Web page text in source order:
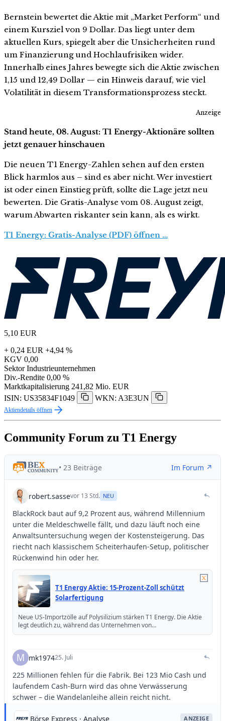
Bernstein bewertet die Aktie mit „Market Perform“ und
einem Kursziel von 9 Dollar. Das liegt unter dem
aktuellen Kurs, spiegelt aber die Unsicherheiten rund
um Finanzierung und Hochlaufrisiken wider.
Innerhalb eines Jahres bewegte sich die Aktie zwischen
1,15 und 12,49 Dollar — ein Hinweis darauf, wie viel
Volatilität in diesem Transformationsprozess steckt.
Anzeige
Stand heute, 08. August: T1 Energy-Aktionäre sollten
jetzt genauer hinschauen
Die neuen T1 Energy-Zahlen sehen auf den ersten
Blick harmlos aus – sind es aber nicht. Wer investiert
ist oder einen Einstieg prüft, sollte die Lage jetzt neu
bewerten. Die Gratis-Analyse vom 08. August zeigt,
warum Abwarten riskanter sein kann, als es wirkt.
T1 Energy: Gratis-Analyse (PDF) öffnen …
5,10 EUR
+ 0,24 EUR +4,94 %
KGV 0,00
Sektor Industrieunternehmen
Div.-Rendite 0,00 %
Marktkapitalisierung 241,82 Mio. EUR
ISIN: US35834F1049
WKN: A3E3UN
Aktiendetails öffnen
Community Forum zu T1 Energy